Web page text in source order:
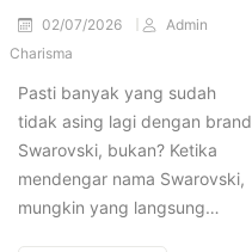
02/07/2026
Admin
Charisma
Pasti banyak yang sudah
tidak asing lagi dengan brand
Swarovski, bukan? Ketika
mendengar nama Swarovski,
mungkin yang langsung…